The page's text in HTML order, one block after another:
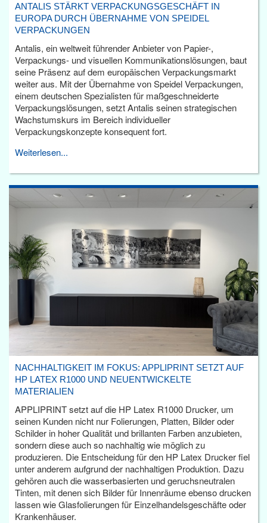
ANTALIS STÄRKT VERPACKUNGSGESCHÄFT IN
EUROPA DURCH ÜBERNAHME VON SPEIDEL
VERPACKUNGEN
Antalis, ein weltweit führender Anbieter von Papier-,
Verpackungs- und visuellen Kommunikationslösungen, baut
seine Präsenz auf dem europäischen Verpackungsmarkt
weiter aus. Mit der Übernahme von Speidel Verpackungen,
einem deutschen Spezialisten für maßgeschneiderte
Verpackungslösungen, setzt Antalis seinen strategischen
Wachstumskurs im Bereich individueller
Verpackungskonzepte konsequent fort.
Weiterlesen...
NACHHALTIGKEIT IM FOKUS: APPLIPRINT SETZT AUF
HP LATEX R1000 UND NEUENTWICKELTE
MATERIALIEN
APPLIPRINT setzt auf die HP Latex R1000 Drucker, um
seinen Kunden nicht nur Folierungen, Platten, Bilder oder
Schilder in hoher Qualität und brillanten Farben anzubieten,
sondern diese auch so nachhaltig wie möglich zu
produzieren. Die Entscheidung für den HP Latex Drucker fiel
unter anderem aufgrund der nachhaltigen Produktion. Dazu
gehören auch die wasserbasierten und geruchsneutralen
Tinten, mit denen sich Bilder für Innenräume ebenso drucken
lassen wie Glasfolierungen für Einzelhandelsgeschäfte oder
Krankenhäuser.